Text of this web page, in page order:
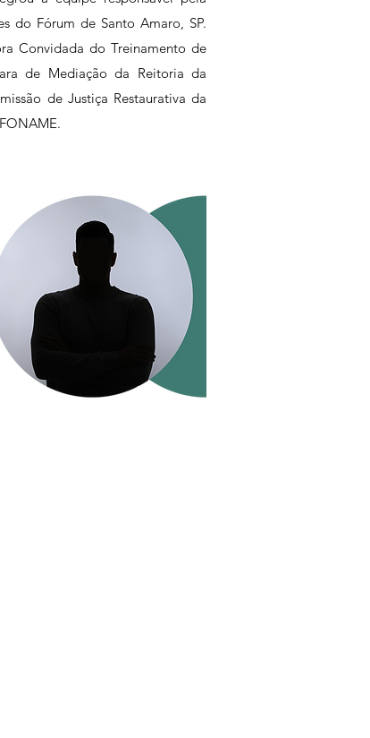
do Fórum de Santo Amaro, SP.
Convidada do Treinamento de
de Mediação da Reitoria da
de Justiça Restaurativa da